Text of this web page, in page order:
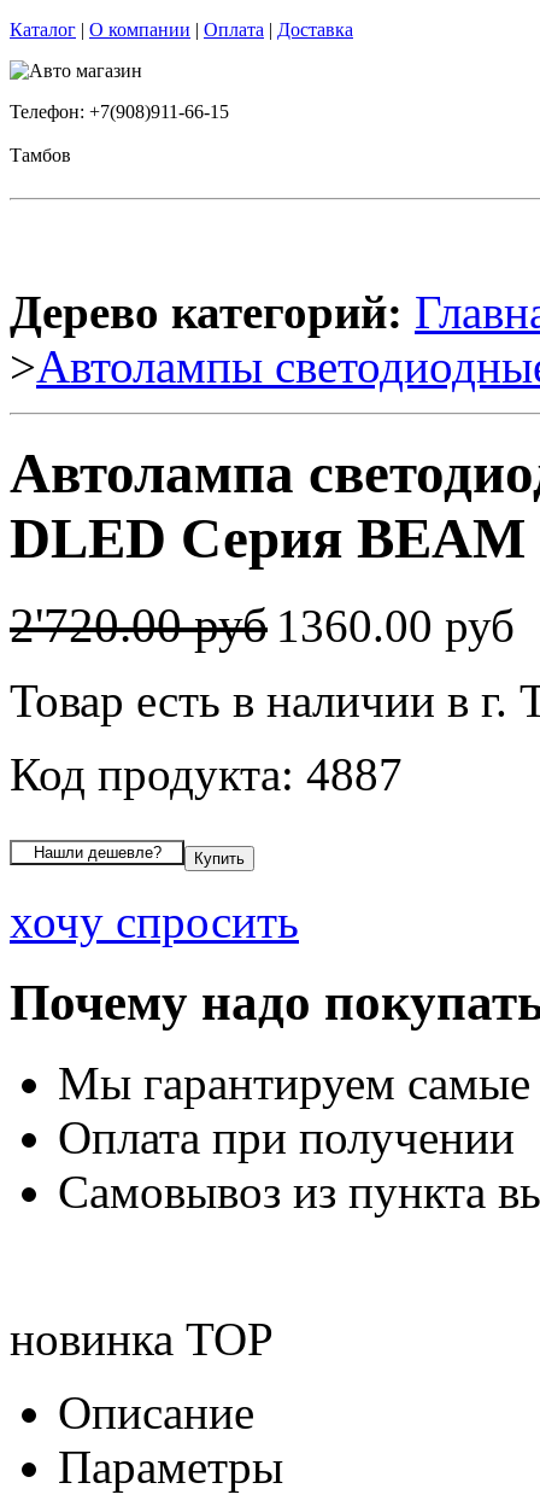
Каталог | О компании | Оплата | Доставка
Телефон: +7(908)911-66-15
Тамбов
Дерево категорий:
>Автолампы
Автолампа
DLED Серия BEAM
2'720.00 руб 1360.00 руб
Товар есть в наличии в г.
Код продукта: 4887
хочу спросить
Почему надо
Мы гарантируем
Оплата при получении
Самовывоз из пункта
новинка TOP
Описание
Параметры